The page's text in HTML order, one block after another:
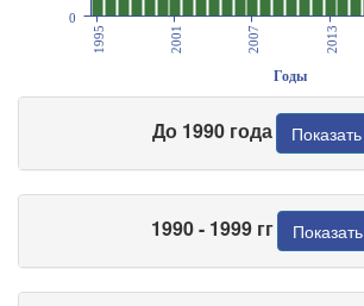
1995 2001 2007 2013
Годы
0
До 1990 года Показать
1990 - 1999 гг Показать